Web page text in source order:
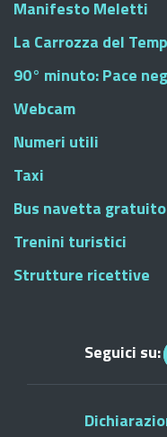
Manifesto Meletti
La Carrozza del
90° minuto: Pace
Webcam
Numeri utili
Taxi
Bus navetta gratuito
Trenini turistici
Strutture ricettive
Seguici su: